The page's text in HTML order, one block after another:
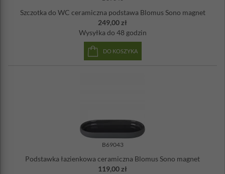
Szczotka do WC ceramiczna podstawa Blomus Sono magnet
249,00 zł
Wysyłka do 48 godzin
DO KOSZYKA
B69043
Podstawka łazienkowa ceramiczna Blomus Sono magnet
119,00 zł